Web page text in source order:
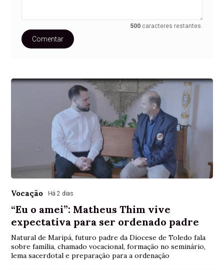
500 caracteres restantes.
Comentar
Vocação Há 2 dias
“Eu o amei”: Matheus Thim vive
expectativa para ser ordenado padre
Natural de Maripá, futuro padre da Diocese de Toledo fala
sobre família, chamado vocacional, formação no seminário,
lema sacerdotal e preparação para a ordenação